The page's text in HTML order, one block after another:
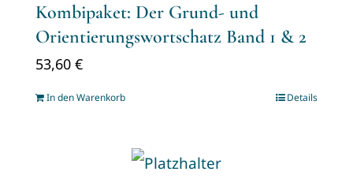
Kombipaket: Der Grund- und
Orientierungswortschatz Band 1 & 2
53,60 €
In den Warenkorb Details